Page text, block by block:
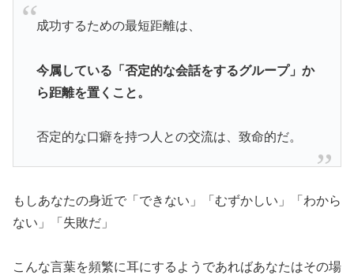
成功するための最短距離は、
今属している「否定的な会話をするグループ」か
ら距離を置くこと。
否定的な口癖を持つ人との交流は、致命的だ。
もしあなたの身近で「できない」「むずかしい」「わから
ない」「失敗だ」
こんな言葉を頻繁に耳にするようであればあなたはその場